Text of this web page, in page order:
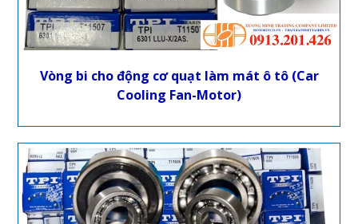
Vòng bi cho động cơ quạt làm mát ô tô (Car
Cooling Fan-Motor)